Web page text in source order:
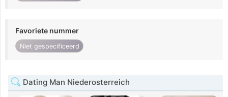
Favoriete nummer
Niet gespecificeerd
Dating Man Niederosterreich